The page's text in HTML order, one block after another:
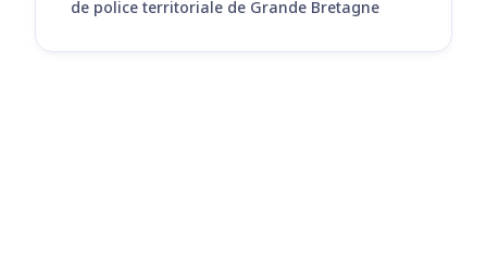
de police territoriale de Grande Bretagne